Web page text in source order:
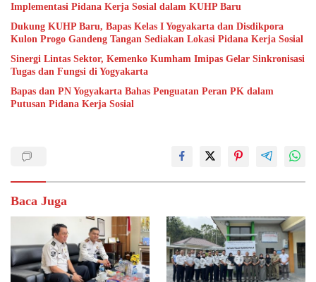
Implementasi Pidana Kerja Sosial dalam KUHP Baru
Dukung KUHP Baru, Bapas Kelas I Yogyakarta dan Disdikpora
Kulon Progo Gandeng Tangan Sediakan Lokasi Pidana Kerja Sosial
Sinergi Lintas Sektor, Kemenko Kumham Imipas Gelar Sinkronisasi
Tugas dan Fungsi di Yogyakarta
Bapas dan PN Yogyakarta Bahas Penguatan Peran PK dalam
Putusan Pidana Kerja Sosial
Baca Juga